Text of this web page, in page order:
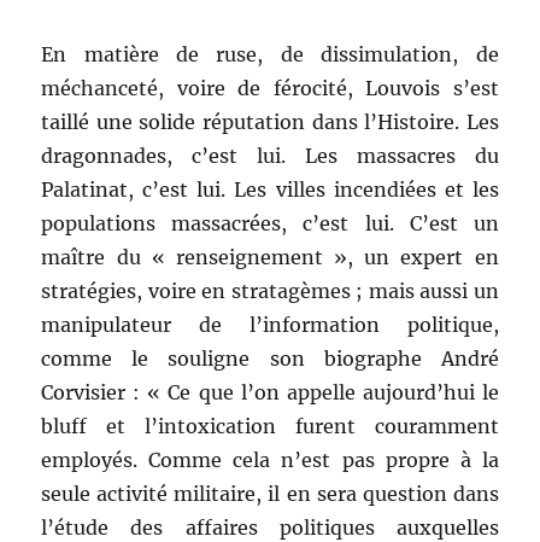
En matière de ruse, de dissimulation, de
méchanceté, voire de férocité, Louvois s’est
taillé une solide réputation dans l’Histoire. Les
dragonnades, c’est lui. Les massacres du
Palatinat, c’est lui. Les villes incendiées et les
populations massacrées, c’est lui. C’est un
maître du « renseignement », un expert en
stratégies, voire en stratagèmes ; mais aussi un
manipulateur de l’information politique,
comme le souligne son biographe André
Corvisier : « Ce que l’on appelle aujourd’hui le
bluff et l’intoxication furent couramment
employés. Comme cela n’est pas propre à la
seule activité militaire, il en sera question dans
l’étude des affaires politiques auxquelles